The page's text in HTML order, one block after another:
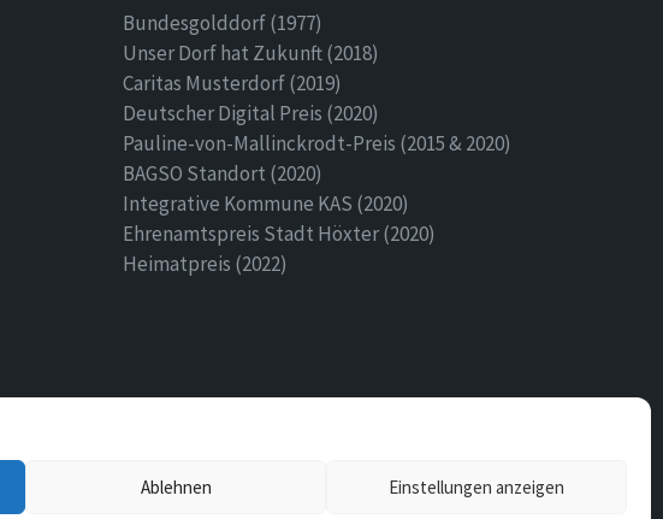
Ablehnen Einstellungen anzeigen
Bundesgolddorf (1977)
Unser Dorf hat Zukunft (2018)
Caritas Musterdorf (2019)
Deutscher Digital Preis (2020)
Pauline-von-Mallinckrodt-Preis (2015 & 2020)
BAGSO Standort (2020)
Integrative Kommune KAS (2020)
Ehrenamtspreis Stadt Höxter (2020)
Heimatpreis (2022)